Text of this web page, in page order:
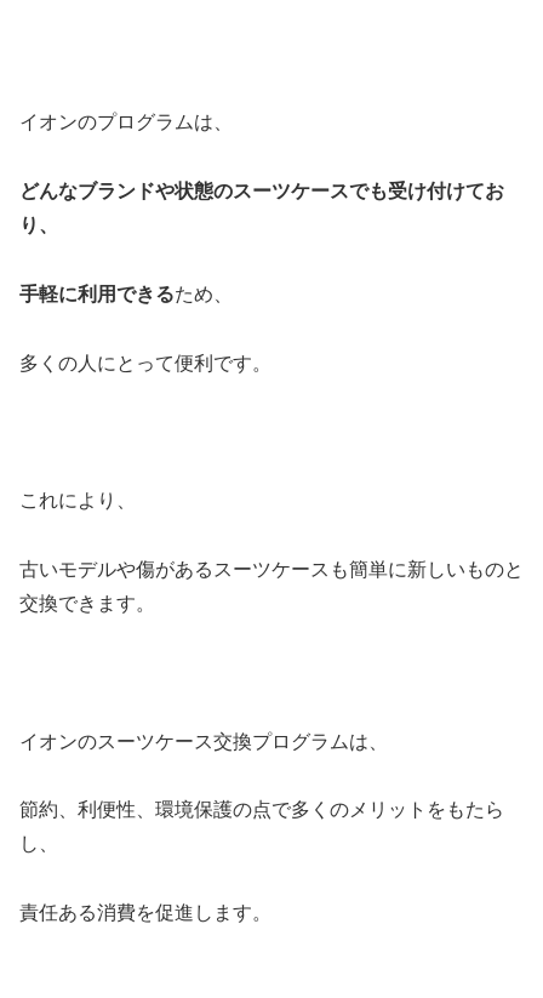
イオンのプログラムは、
どんなブランドや状態のスーツケースでも受け付けてお
り、
手軽に利用できるため、
多くの人にとって便利です。
これにより、
古いモデルや傷があるスーツケースも簡単に新しいものと
交換できます。
イオンのスーツケース交換プログラムは、
節約、利便性、環境保護の点で多くのメリットをもたら
し、
責任ある消費を促進します。